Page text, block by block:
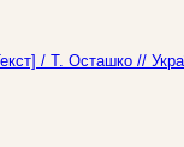
/ Т. Осташко //